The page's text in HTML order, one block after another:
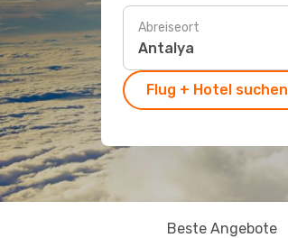
Abreiseort
Flug + Hotel suchen
Beste Angebote